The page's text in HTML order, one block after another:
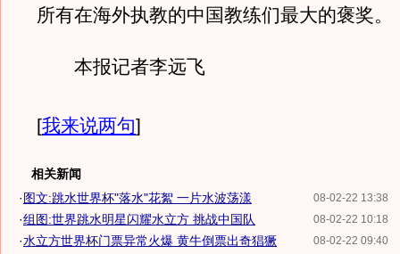
所有在海外执教的中国教练们最大的褒奖。
本报记者李远飞
[我来说两句]
相关新闻
08-02-22 13:38
·图文:跳水世界杯"落水"花絮 一片水波荡漾
08-02-22 10:18
·组图:世界跳水明星闪耀水立方 挑战中国队
08-02-22 09:40
·水立方世界杯门票异常火爆 黄牛倒票出奇猖獗